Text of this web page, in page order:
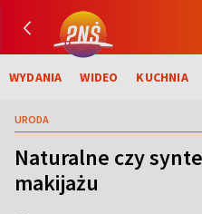
WYDANIA WIDEO KUCHNIA
URODA
Naturalne czy
makijażu